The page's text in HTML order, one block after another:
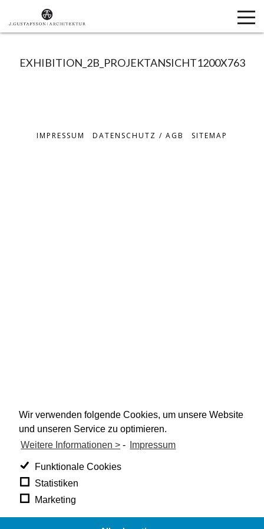
Wir verwenden folgende Cookies, um unsere Website
und unseren Service zu optimieren.
Weitere Informationen > - Impressum
Funktionale Cookies
Statistiken
Marketing
EXHIBITION_2B_PROJEKTANSICHT1200X763
IMPRESSUM DATENSCHUTZ / AGB SITEMAP